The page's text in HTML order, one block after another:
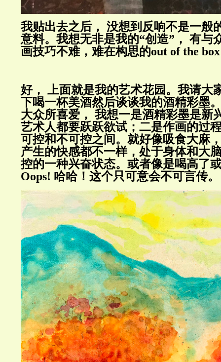
我贴出去之后， 没想到反响不是一般
意料。我想无非是我的“创造”， 有与
画技巧不难，难在构思的out of the
好， 上面就是我的艺术花园。我请大
下喝一杯美酒然后谈谈我的酒精彩墨
大众所喜爱， 我想一是酒精彩墨是新
艺术人都要跃跃欲试；二是作画的过
可控和不可控之间。就好像吸食大麻
产生的快感都不一样，处于身体和大
控的一种兴奋状态。或者像是喝高了
Oops! 哈哈！这个只可意会不可言传